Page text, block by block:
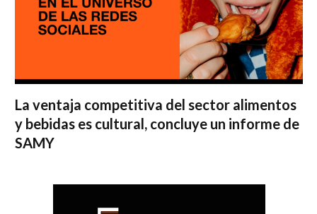
La ventaja competitiva del sector alimentos
y bebidas es cultural, concluye un informe de
SAMY